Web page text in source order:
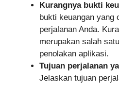
Kurangnya bukti
bukti keuangan yang
perjalanan Anda.
merupakan salah
penolakan aplikasi.
Tujuan perjalanan
Jelaskan tujuan